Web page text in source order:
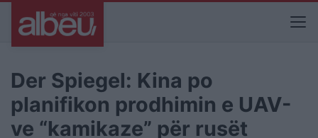
Der Spiegel: Kina po
planifikon prodhimin e UAV-
ve “kamikaze” për rusët